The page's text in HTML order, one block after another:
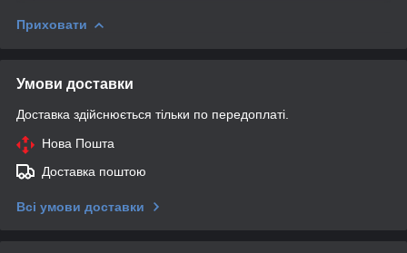
Приховати
Умови доставки
Доставка здійснюється тільки по передоплаті.
Нова Пошта
Доставка поштою
Всі умови доставки